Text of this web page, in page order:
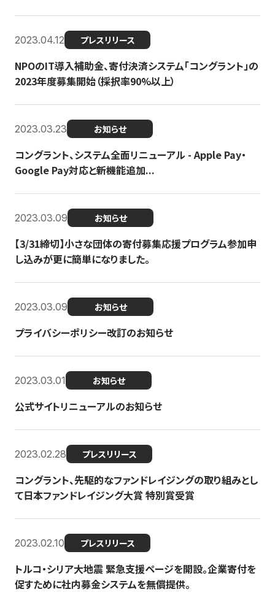
2023.04.12 プレスリリース
NPOのIT導入補助金、寄付決済システム「コングラント」の
2023年度募集開始（採択率90%以上）
2023.03.23 お知らせ
コングラント、システム全面リニューアル - Apple Pay・
Google Pay対応と新機能追加...
2023.03.09 お知らせ
【3/31締切】小さな団体の寄付募集応援プログラム参加申
し込みが更に簡単になりました。
2023.03.09 お知らせ
プライバシーポリシー改訂のお知らせ
2023.03.01 お知らせ
公式サイトリニューアルのお知らせ
2023.02.28 プレスリリース
コングラント、先駆的なファンドレイジングの取り組みとし
て日本ファンドレイジング大賞 特別賞受賞
2023.02.10 プレスリリース
トルコ・シリア大地震 緊急支援ページを開設。企業寄付を
促すために社内募金システムを無償提供。